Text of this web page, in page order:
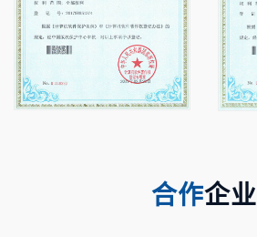
合作企业